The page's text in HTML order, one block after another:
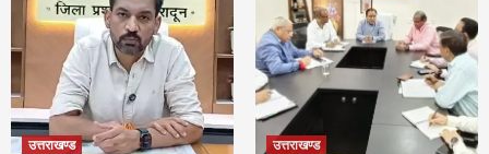
उत्तराखण्ड उत्तराखण्ड